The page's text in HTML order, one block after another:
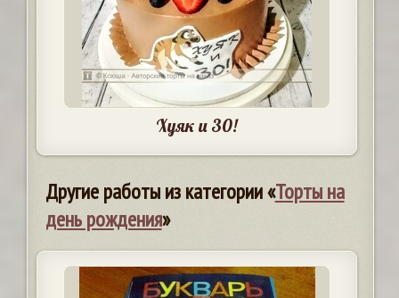
Хуяк и 30!
Другие работы из категории «Торты на
день рождения»